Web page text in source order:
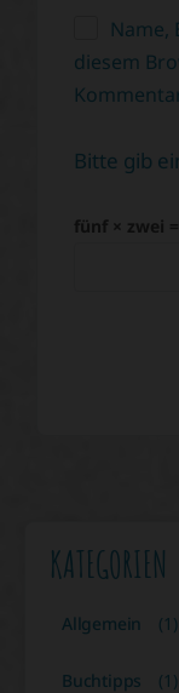
Name,
diesem
Bitte gib
fünf × zwei =
KATEGORIEN
Allgemein (1)
Buchtipps (1)